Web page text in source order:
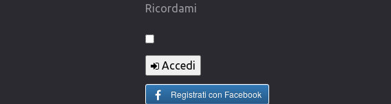
Ricordami
Accedi
Registrati con Facebook